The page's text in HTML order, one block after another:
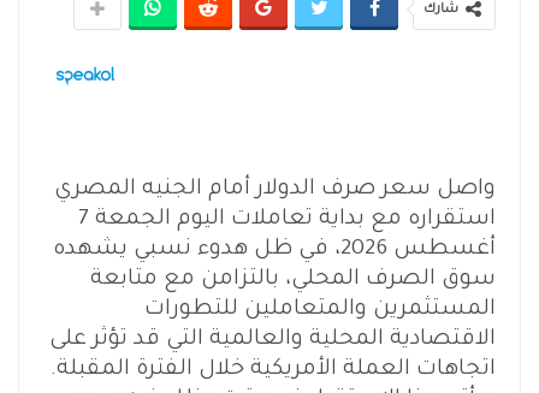
شارك
واصل سعر صرف الدولار أمام الجنيه المصري
استقراره مع بداية تعاملات اليوم الجمعة 7
أغسطس 2026، في ظل هدوء نسبي يشهده
سوق الصرف المحلي، بالتزامن مع متابعة
المستثمرين والمتعاملين للتطورات
الاقتصادية المحلية والعالمية التي قد تؤثر على
اتجاهات العملة الأمريكية خلال الفترة المقبلة.